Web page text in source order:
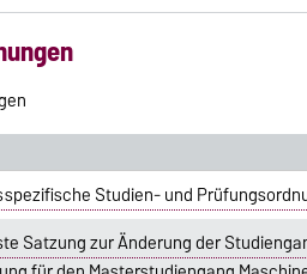
Studien- und
Satzung zur Änderung der